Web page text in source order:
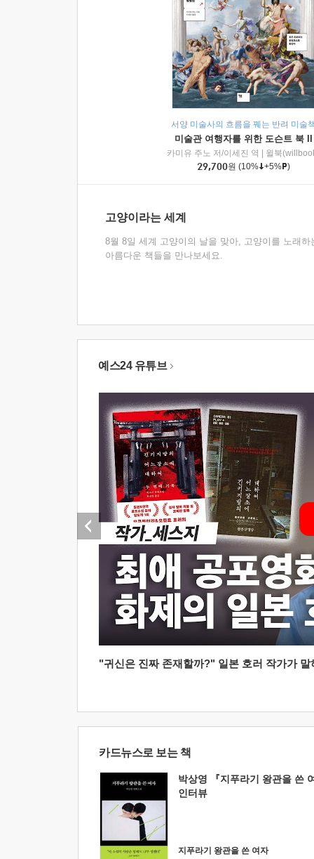
서양 미술사의 흐름을 꿰는 반려 미술
미술관 여행자를 위한 도슨트 북 II
카미유 주노 저/이세진 역
윌북
29,700원 (10% +5% )
고양이라는 세계
8월 8일 세계 고양이의 날을 맞아, 고양이를 노래하
아름다운 책들을 만나보세요.
예스24 유튜브
"귀신은 진짜 존재할까?" 일본 호러 작가가
카드뉴스로 보는 책
박상영 『지푸라기 왕관을 쓴
인터뷰
지푸라기 왕관을 쓴 여자